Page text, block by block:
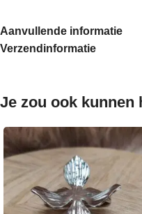
Aanvullende informatie
Verzendinformatie
Je zou ook